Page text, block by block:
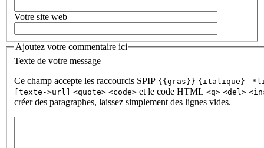
Votre site web
Ajoutez votre commentaire ici
Texte de votre message
Ce champ accepte les raccourcis SPIP {{gras}} {italique} -
[texte->url] <quote> <code> et le code HTML <q> <del>
créer des paragraphes, laissez simplement des lignes vides.